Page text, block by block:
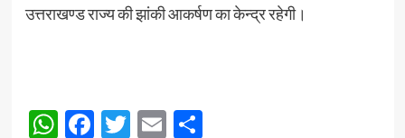
उत्तराखण्ड राज्य की झांकी आकर्षण का केन्द्र रहेगी।
WhatsApp
Facebook
Twitter
EmailShare